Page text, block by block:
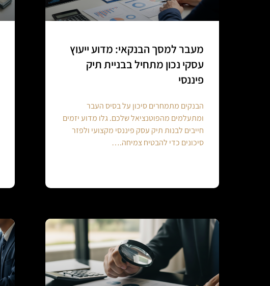
מעבר למסך הבנקאי: מדוע ייעוץ
עסקי נכון מתחיל בבניית תיק
פיננסי
הבנקים מתמחרים סיכון על בסיס העבר
ומתעלמים מהפוטנציאל שלכם. גלו מדוע יזמים
חייבים לבנות תיק עסק פיננסי מקצועי ולפזר
סיכונים כדי להבטיח צמיחה.…